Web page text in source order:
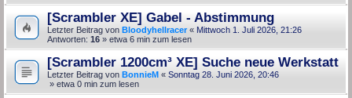
[Scrambler XE] Gabel - Abstimmung
Letzter Beitrag von Bloodyhellracer« Mittwoch 1. Juli 2026, 21:26
Antworten: 16 » etwa 6 min zum lesen
[Scrambler 1200cm³ XE] Suche neue Werkstatt
Letzter Beitrag von BonnieM « Sonntag 28. Juni 2026, 20:46
» etwa 0 min zum lesen